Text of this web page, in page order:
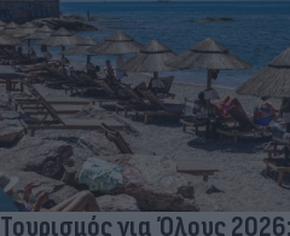
Τουρισμός για Όλους